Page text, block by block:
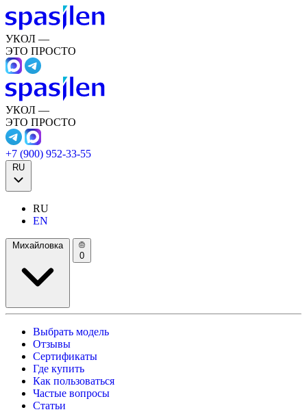
УКОЛ —
ЭТО ПРОСТО
УКОЛ —
ЭТО ПРОСТО
+7 (900) 952-33-55
RU
RU
EN
Михайловка
0
Выбрать модель
Отзывы
Сертификаты
Где купить
Как пользоваться
Частые вопросы
Статьи